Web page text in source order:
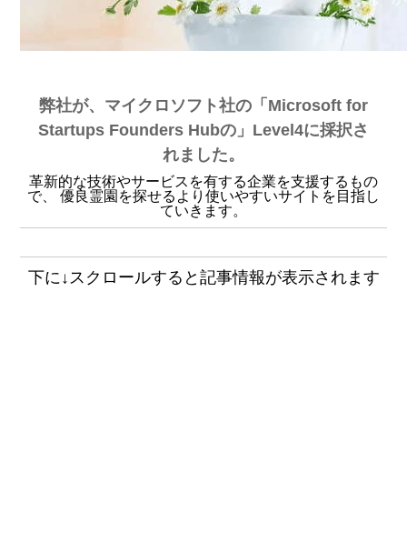
弊社が、マイクロソフト社の「Microsoft for
Startups Founders Hubの」Level4に採択さ
れました。
革新的な技術やサービスを有する企業を支援するもの
で、 優良霊園を探せるより使いやすいサイトを目指し
ていきます。
下に↓スクロールすると記事情報が表示されます